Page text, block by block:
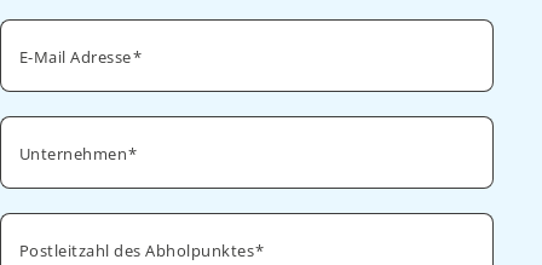
E-Mail Adresse
Unternehmen
Postleitzahl des Abholpunktes